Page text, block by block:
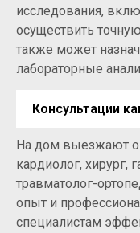
исследования,
осуществить
также может
лабораторные
Консультации
На дом выезжают
кардиолог, хирург,
травматолог-
опыт и
специалистам